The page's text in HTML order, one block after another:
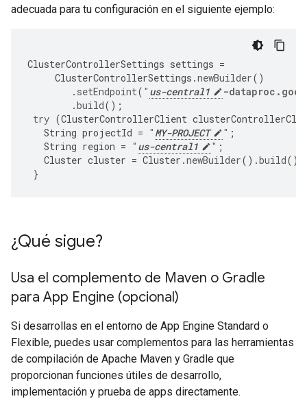
adecuada para tu configuración en el siguiente ejemplo:
ClusterControllerSettings settings =
ClusterControllerSettings .newBuilder()
. setEndpoint( " us-central1
-
.build();
try (ClusterControllerClient
String projectId = " MY-PROJECT " ;
String region = " us-central1 " ;
Cluster cluster = Cluster .newBuilder().build();
}
¿Qué sigue?
Usa el complemento de Maven o Gradle
para App Engine (opcional)
Si desarrollas en el entorno de App Engine Standard o
Flexible, puedes usar complementos para las herramientas
de compilación de Apache Maven y Gradle que
proporcionan funciones útiles de desarrollo,
implementación y prueba de apps directamente.